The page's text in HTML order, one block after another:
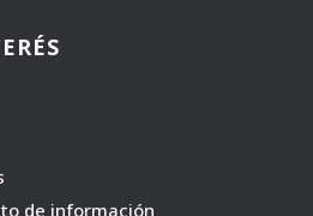
de información